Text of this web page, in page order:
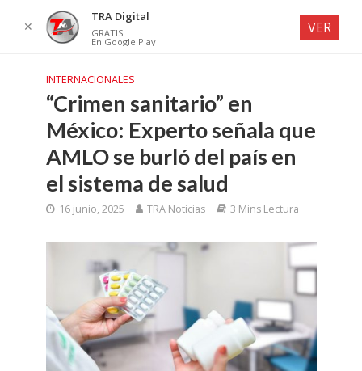
INTERNACIONALES
“Crimen sanitario” en
México: Experto señala que
AMLO se burló del país en
el sistema de salud
16 junio, 2025 TRA Noticias 3 Mins Lectura
✕
TRA Digital
GRATIS
En Google Play
VER